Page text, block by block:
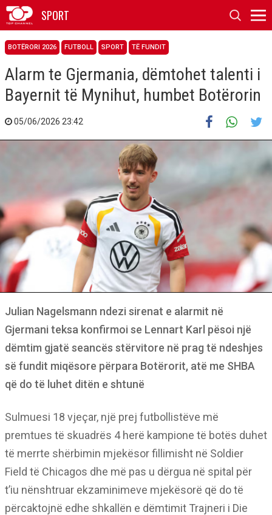
SPORT
BOTËRORI 2026 FUTBOLL SPORT TË FUNDIT
Alarm te Gjermania, dëmtohet talenti i
Bayernit të Mynihut, humbet Botërorin
05/06/2026 23:42
Julian Nagelsmann ndezi sirenat e alarmit në
Gjermani teksa konfirmoi se Lennart Karl pësoi një
dëmtim gjatë seancës stërvitore në prag të ndeshjes
së fundit miqësore përpara Botërorit, atë me SHBA
që do të luhet ditën e shtunë
Sulmuesi 18 vjeçar, një prej futbollistëve më
premtues të skuadrës 4 herë kampione të botës duhet
të merrte shërbimin mjekësor fillimisht në Soldier
Field të Chicagos dhe më pas u dërgua në spital për
t’iu nënshtruar ekzaminimeve mjekësorë që do të
përcaktojnë edhe shkallën e dëmtimit Trajneri i Die